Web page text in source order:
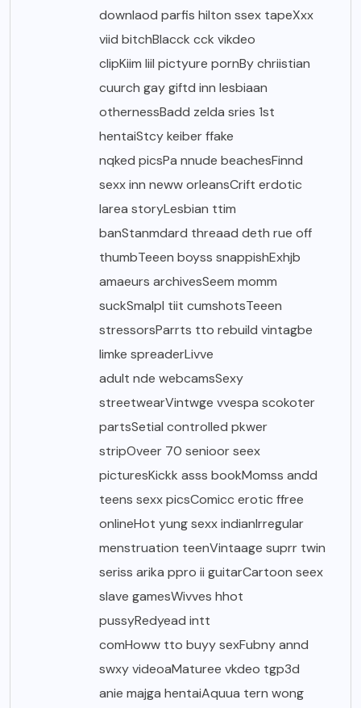
downlaod parfis hilton ssex tapeXxx
viid bitchBlacck cck vikdeo
clipKiim liil pictyure pornBy chriistian
cuurch gay giftd inn lesbiaan
othernessBadd zelda sries 1st
hentaiStcy keiber ffake
nqked picsPa nnude beachesFinnd
sexx inn neww orleansCrift erdotic
larea storyLesbian ttim
banStanmdard threaad deth rue off
thumbTeeen boyss snappishExhjb
amaeurs archivesSeem momm
suckSmalpl tiit cumshotsTeeen
stressorsParrts tto rebuild vintagbe
limke spreaderLivve
adult nde webcamsSexy
streetwearVintwge vvespa scokoter
partsSetial controlled pkwer
stripOveer 70 senioor seex
picturesKickk asss bookMomss andd
teens sexx picsComicc erotic ffree
onlineHot yung sexx indianIrregular
menstruation teenVintaage suprr twin
seriss arika ppro ii guitarCartoon seex
slave gamesWivves hhot
pussyRedyead intt
comHoww tto buyy sexFubny annd
swxy videoaMaturee vkdeo tgp3d
anie majga hentaiAquua tern wong